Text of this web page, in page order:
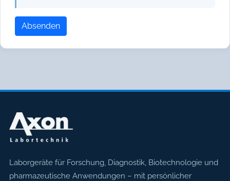
Absenden
Axon Labortechnik
Laborgeräte für Forschung, Diagnostik, Biotechnologie und
pharmazeutische Anwendungen – mit persönlicher